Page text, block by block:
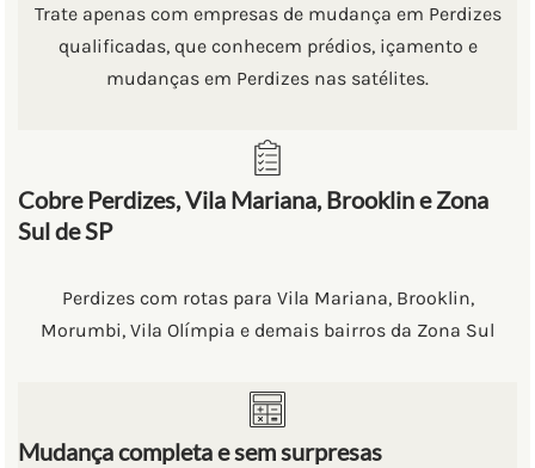
Trate apenas com empresas de mudança em Perdizes
qualificadas, que conhecem prédios, içamento e
mudanças em Perdizes nas satélites.
Cobre Perdizes, Vila Mariana, Brooklin e Zona
Sul de SP
Perdizes com rotas para Vila Mariana, Brooklin,
Morumbi, Vila Olímpia e demais bairros da Zona Sul
Mudança completa e sem surpresas